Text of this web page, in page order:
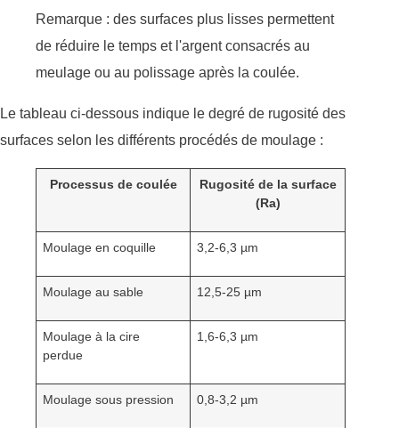
Remarque : des surfaces plus lisses permettent
de réduire le temps et l'argent consacrés au
meulage ou au polissage après la coulée.
Le tableau ci-dessous indique le degré de rugosité des
surfaces selon les différents procédés de moulage :
Processus de coulée
Rugosité de la surface
(Ra)
Moulage en coquille 3,2-6,3 µm
Moulage au sable 12,5-25 µm
Moulage à la cire
perdue
1,6-6,3 µm
Moulage sous pression 0,8-3,2 µm